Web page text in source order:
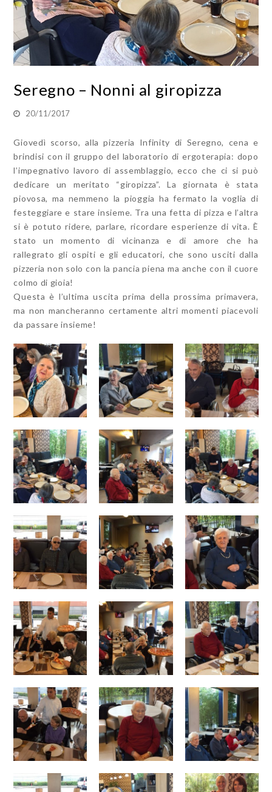
Seregno – Nonni al giropizza
20/11/2017
Giovedì scorso, alla pizzeria Infinity di Seregno, cena e
brindisi con il gruppo del laboratorio di ergoterapia: dopo
l’impegnativo lavoro di assemblaggio, ecco che ci si può
dedicare un meritato “giropizza”. La giornata è stata
piovosa, ma nemmeno la pioggia ha fermato la voglia di
festeggiare e stare insieme. Tra una fetta di pizza e l’altra
si è potuto ridere, parlare, ricordare esperienze di vita. È
stato un momento di vicinanza e di amore che ha
rallegrato gli ospiti e gli educatori, che sono usciti dalla
pizzeria non solo con la pancia piena ma anche con il cuore
colmo di gioia!
Questa è l’ultima uscita prima della prossima primavera,
ma non mancheranno certamente altri momenti piacevoli
da passare insieme!